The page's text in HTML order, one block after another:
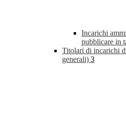
Incarichi
pubblicare in
Titolari di incarichi
generali) 3